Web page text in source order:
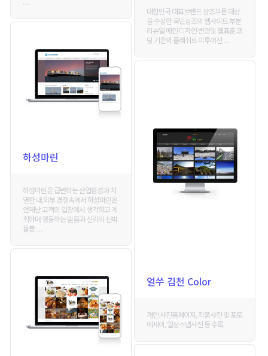
대한민국 대표브랜드 상조부문 대상
을 수상한 국민상조의 웹사이트 부분
리뉴얼 메인 디자인 변경및 웹표준 코
딩 기존의 플래쉬로 이루어진 . . .
하성마린
하성마린은 급변하는 산업환경과 치
열한 내.외부 경쟁속에서 하성마린은
언제난 고객의 입장에서 생각하고 계
획하며 행동하는 믿음과 신뢰의 선박
물품 . . .
얼쑤 김천 Color
개인 사진홈페이지, 작품사진 및 포토
에세이, 일상스냅사진 등 수록